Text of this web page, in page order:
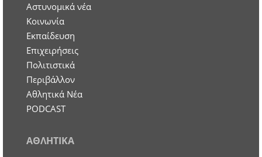
Aστυνομικά νέα
Κοινωνία
Εκπαίδευση
Επιχειρήσεις
Πολιτιστικά
Περιβάλλον
Αθλητικά Νέα
PODCAST
ΑΘΛΗΤΙΚΑ